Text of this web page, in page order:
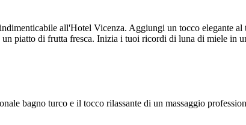
all'Hotel Vicenza. Aggiungi un tocco elegante
piatto di frutta fresca. Inizia i tuoi ricordi di luna di miele in
bagno turco e il tocco rilassante di un massaggio